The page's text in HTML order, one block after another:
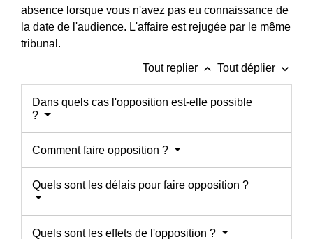
absence lorsque vous n'avez pas eu connaissance de
la date de l'audience. L'affaire est rejugée par le même
tribunal.
Tout replier keyboard_arrow_up Tout déplier keyboard_arrow_down
Dans quels cas l'opposition est-elle possible
?
Comment faire opposition ?
Quels sont les délais pour faire opposition ?
Quels sont les effets de l'opposition ?